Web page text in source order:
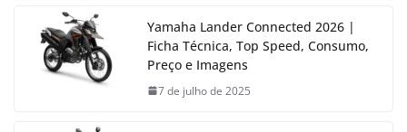
Yamaha Lander Connected 2026 |
Ficha Técnica, Top Speed, Consumo,
Preço e Imagens
7 de julho de 2025